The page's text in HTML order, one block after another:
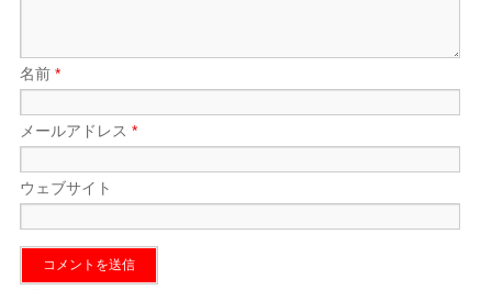
名前*
メールアドレス*
ウェブサイト